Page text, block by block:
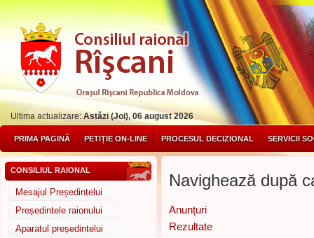
Ultima actualizare:Astăzi (Joi), 06 august 2026
PRIMA PAGINĂ PETIȚIE ON-LINE PROCESUL DECIZIONAL SERVICII
CONSILIUL RAIONAL
Mesajul Președintelui
Președintele raionului
Aparatul președintelui
Navighează după
Anunțuri
Rezultate